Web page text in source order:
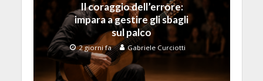
Il coraggio dell’errore:
impara a gestire gli sbagli
sul palco
2 giorni fa Gabriele Curciotti